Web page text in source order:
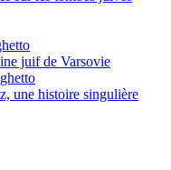
juif de Varsovie
une histoire singulière